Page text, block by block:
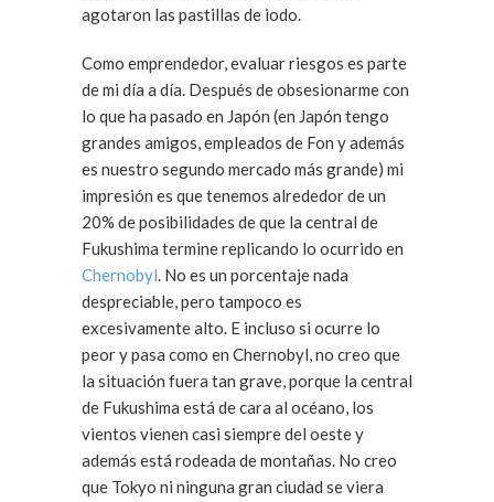
agotaron las pastillas de iodo.
Como emprendedor, evaluar riesgos es parte
de mi día a día. Después de obsesionarme con
lo que ha pasado en Japón (en Japón tengo
grandes amigos, empleados de Fon y además
es nuestro segundo mercado más grande) mi
impresión es que tenemos alrededor de un
20% de posibilidades de que la central de
Fukushima termine replicando lo ocurrido en
Chernobyl. No es un porcentaje nada
despreciable, pero tampoco es
excesivamente alto. E incluso si ocurre lo
peor y pasa como en Chernobyl, no creo que
la situación fuera tan grave, porque la central
de Fukushima está de cara al océano, los
vientos vienen casi siempre del oeste y
además está rodeada de montañas. No creo
que Tokyo ni ninguna gran ciudad se viera